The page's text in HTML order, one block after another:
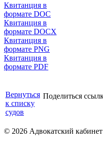
Квитанция в
формате DOC
Квитанция в
формате DOCX
Квитанция в
формате PNG
Квитанция в
формате PDF
Поделиться
Вернуться
к списку
судов
© 2026 Адвокатский